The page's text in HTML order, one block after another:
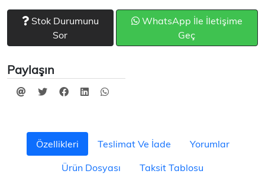
Stok Durumunu
Sor
WhatsApp İle İletişime
Geç
Paylaşın
Özellikleri Teslimat Ve İade
Yorumlar
Ürün Dosyası
Taksit Tablosu